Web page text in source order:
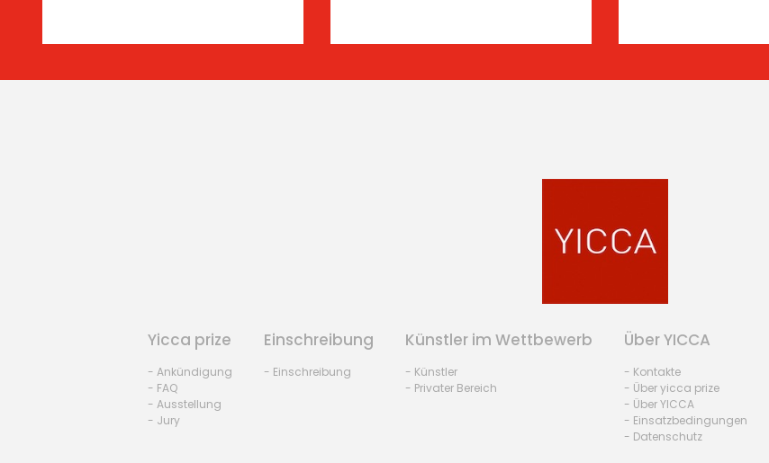
Yicca prize
- Ankündigung
- FAQ
- Ausstellung
- Jury
Einschreibung
- Einschreibung
Künstler im Wettbewerb
- Künstler
- Privater Bereich
Über YICCA
- Kontakte
- Über yicca prize
- Über YICCA
- Einsatzbedingungen
- Datenschutz